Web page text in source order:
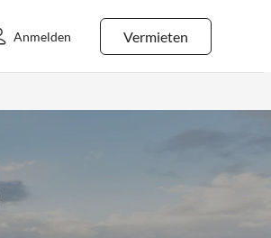
Vermieten
Anmelden